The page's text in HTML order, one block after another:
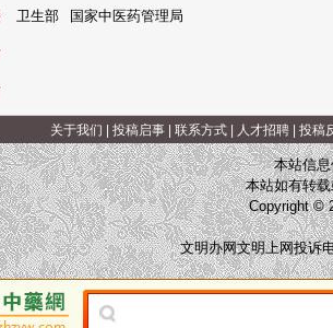
卫生部 国家中医药管理局
关于我们 投稿启事| 联系方式| 人才招聘| 投稿
本站信
本站如有转
Copyright ©
文明办网文明上网投诉